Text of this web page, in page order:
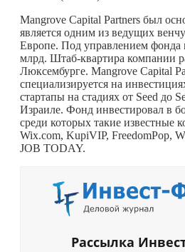
Mangrove Capital Partners был
является одним из ведущих
Европе. Под управлением фонда
млрд. Штаб-квартира компании
Люксембурге. Mangrove Capital
специализируется на
стартапы на стадиях от Seed до
Израиле. Фонд инвестировал в
среди которых такие известные
Wix.com, KupiVIP, FreedomPop,
JOB TODAY.
Рассылка